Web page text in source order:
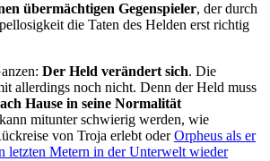
übermächtigen Gegenspieler, der durch
die Taten des Helden erst richtig
Der Held verändert sich. Die
allerdings noch nicht. Denn der Held muss
Hause in seine Normalität
mitunter schwierig werden, wie
von Troja erlebt oderOrpheus als er
letzten Metern in der Unterwelt wieder